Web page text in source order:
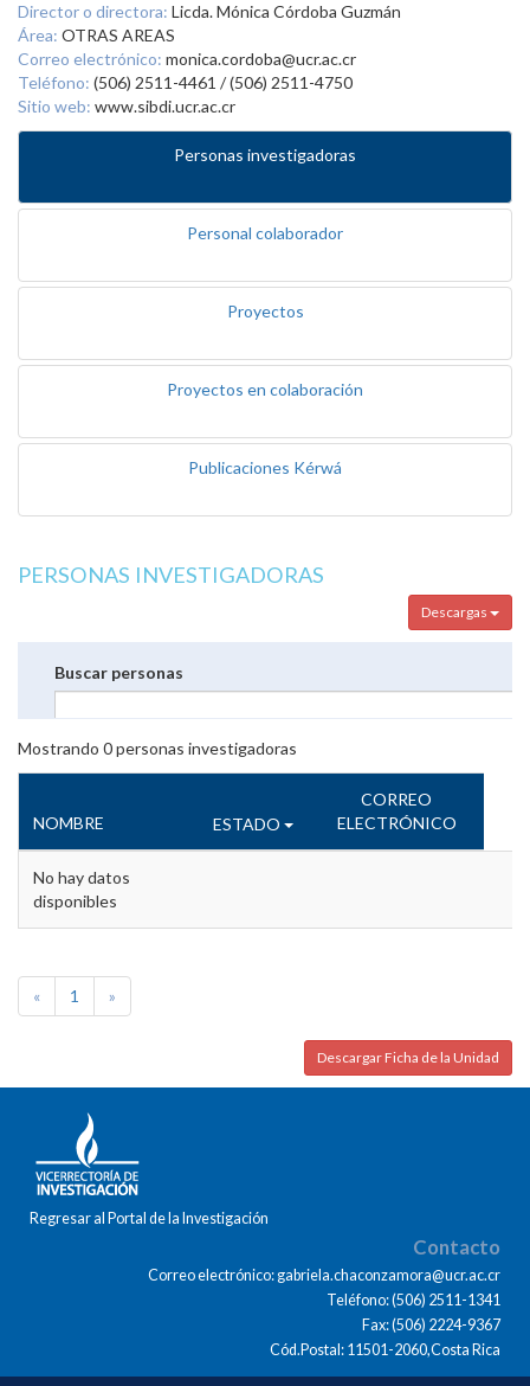
Director o directora: Licda. Mónica Córdoba Guzmán
Área: OTRAS AREAS
Correo electrónico: monica.cordoba@ucr.ac.cr
Teléfono: (506) 2511-4461 / (506) 2511-4750
Sitio web: www.sibdi.ucr.ac.cr
Personas investigadoras
Personal colaborador
Proyectos
Proyectos en colaboración
Publicaciones Kérwá
PERSONAS INVESTIGADORAS
Descargas
Buscar personas
Mostrando 0personas investigadoras
NOMBRE ESTADO
CORREO
ELECTRÓNICO
No hay datos
disponibles
« 1 »
Descargar Ficha de la Unidad
Regresar al Portal de la Investigación
Contacto
Correo electrónico: gabriela.chaconzamora@ucr.ac.cr
Teléfono: (506) 2511-1341
Fax: (506) 2224-9367
Cód.Postal: 11501-2060,Costa Rica